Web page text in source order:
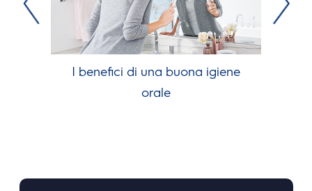
I benefici di una buona igiene
orale